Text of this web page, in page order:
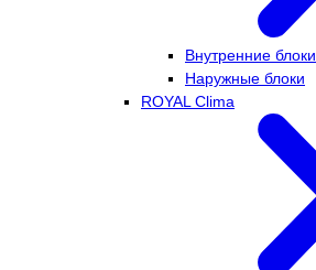
Внутренние блоки
Наружные блоки
ROYAL Clima